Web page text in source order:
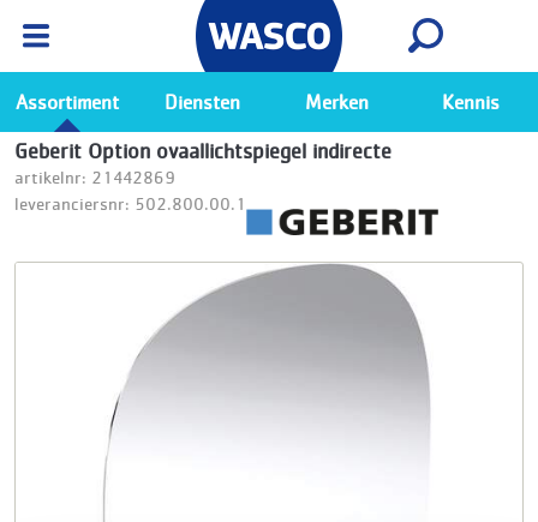
Ga naar de Wasco app
Bekijk
Assortiment Diensten Merken Kennis
Geberit Option ovaallichtspiegel indirecte
artikelnr: 21442869
leveranciersnr: 502.800.00.1